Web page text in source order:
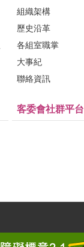
組織架構
歷史沿革
各組室職掌
大事紀
聯絡資訊
客委會社群平台